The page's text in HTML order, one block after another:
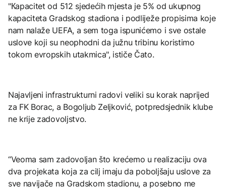
"Кapacitet od 512 sjedećih mjesta je 5% od ukupnog
kapaciteta Gradskog stadiona i podliježe propisima koje
nam nalaže UEFA, a sem toga ispunićemo i sve ostale
uslove koji su neophodni da južnu tribinu koristimo
tokom evropskih utakmica", ističe Čato.
Najavljeni infrastrukturni radovi veliki su korak naprijed
za FK Borac, a Bogoljub Zeljković, potpredsjednik klube
ne krije zadovoljstvo.
“Veoma sam zadovoljan što krećemo u realizaciju ova
dva projekata koja za cilj imaju da poboljšaju uslove za
sve navijače na Gradskom stadionu, a posebno me